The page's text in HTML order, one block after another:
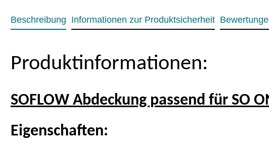
Beschreibung Informationen zur Produktsicherheit
Produktinformationen:
SOFLOW Abdeckung passend für SO
Eigenschaften: